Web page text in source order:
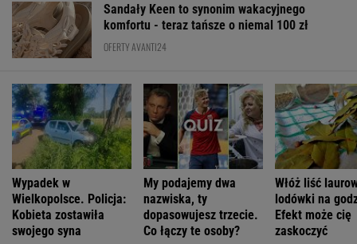
Sandały Keen to synonim wakacyjnego
komfortu - teraz tańsze o niemal 100 zł
OFERTY AVANTI24
Wypadek w
Wielkopolsce. Policja:
Kobieta zostawiła
swojego syna
My podajemy dwa
nazwiska, ty
dopasowujesz trzecie.
Co łączy te osoby?
Włóż liść
lodówki na
Efekt może cię
zaskoczyć